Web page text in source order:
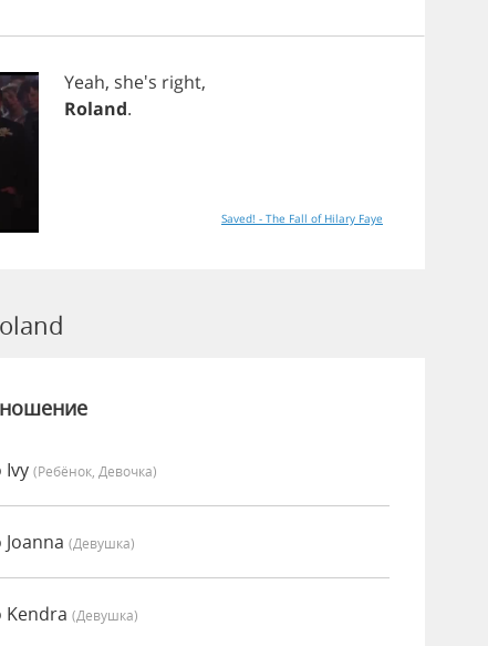
Yeah, she's right,
Roland.
Saved! - The Fall of Hilary Faye
Ivy (Ребёнок, Девочка)
(девушка)
Kendra (девушка)